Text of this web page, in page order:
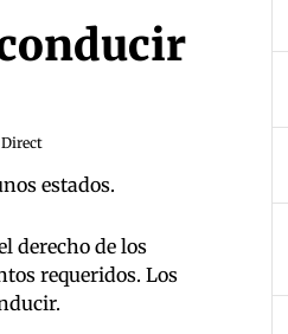
estados.
derecho de los
requeridos. Los